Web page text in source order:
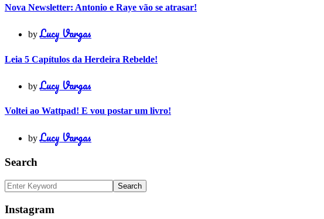
Nova Newsletter: Antonio e Raye vão se atrasar!
byLucy Vargas
Leia 5 Capítulos da Herdeira Rebelde!
byLucy Vargas
Voltei ao Wattpad! E vou postar um livro!
byLucy Vargas
Search
Instagram